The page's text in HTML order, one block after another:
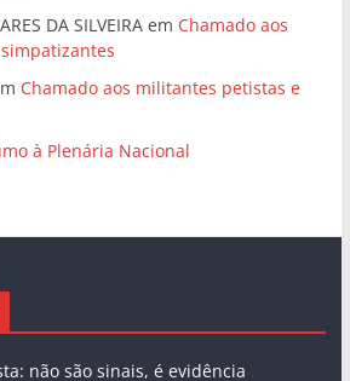
DA SILVEIRAem Chamado aos
Chamado aos militantes petistas e
à Plenária Nacional
não são sinais, é evidência